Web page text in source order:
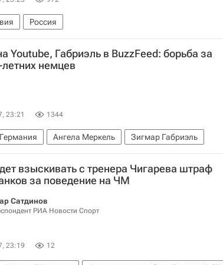
Россия
Youtube, Габриэль в BuzzFeed: борьба за
летних немцев
23:21 1344
Германия Ангела Меркель Зигмар Габриэль
взыскивать с тренера Чигарева штраф
за поведение на ЧМ
Сатдинов
РИА Новости Спорт
23:19 12